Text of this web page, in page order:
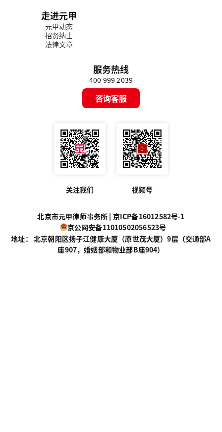
走进元甲
元甲动态
招贤纳士
法律文章
服务热线
400 999 2039
咨询客服
关注我们 视频号
北京市元甲律师事务所 | 京ICP备16012582号-1
京公网安备11010502056523号
地址： 北京朝阳区扬子江健康大厦（原世茂大厦）9层（交通部A
座907，婚姻部和物业部B座904）